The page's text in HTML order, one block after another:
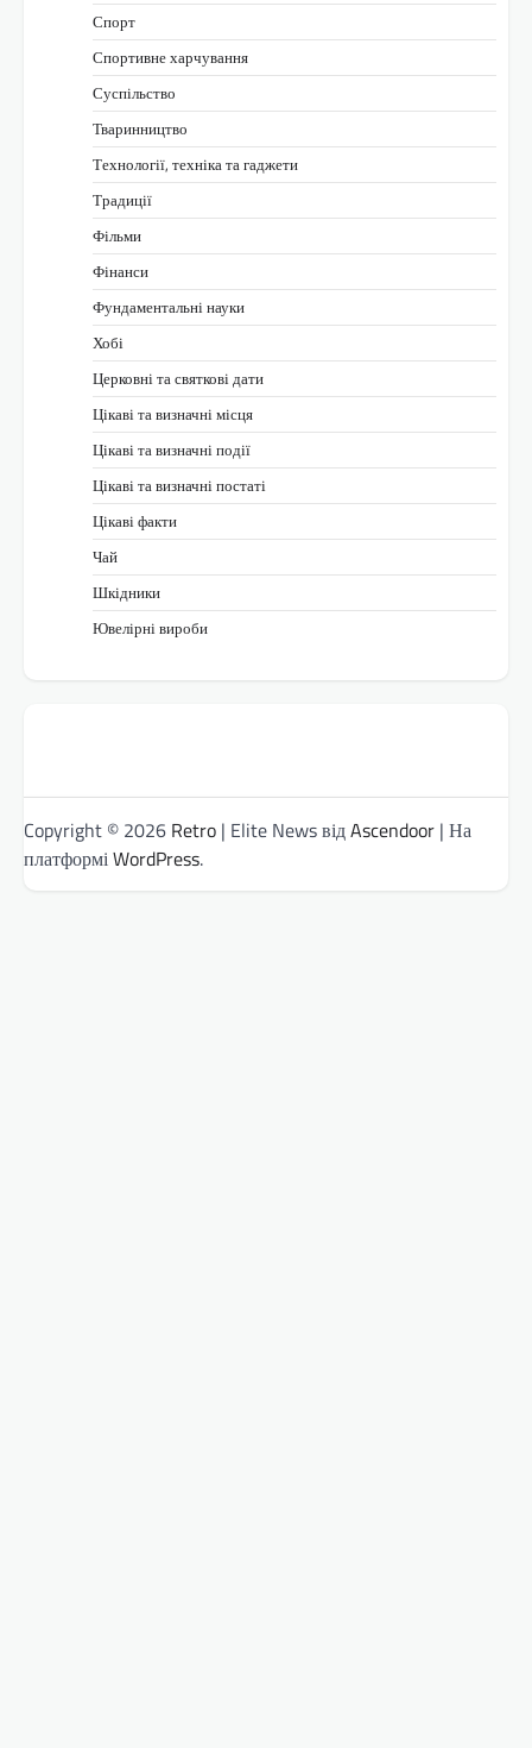
Спорт
Спортивне харчування
Суспільство
Тваринництво
Технології, техніка та гаджети
Традиції
Фільми
Фінанси
Фундаментальні науки
Хобі
Церковні та святкові дати
Цікаві та визначні місця
Цікаві та визначні події
Цікаві та визначні постаті
Цікаві факти
Чай
Шкідники
Ювелірні вироби
Copyright © 2026 Retro | Elite News відAscendoor | На
платформіWordPress.